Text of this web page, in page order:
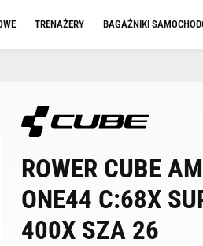
TRENAŻERY BAGAŻNIKI
ROWER CUBE
ONE44 C:68X
400X SZA 26